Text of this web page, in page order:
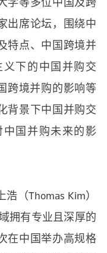
出席论坛，围绕中
特点、中国跨境并
下的中国并购交
跨境并购的影响等
背景下中国并购交
国并购未来的影
（Thomas Kim）
拥有专业且深厚的
在中国举办高规格